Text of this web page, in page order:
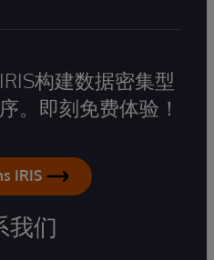
构建数据密集型
。即刻免费体验！
IRIS
我们